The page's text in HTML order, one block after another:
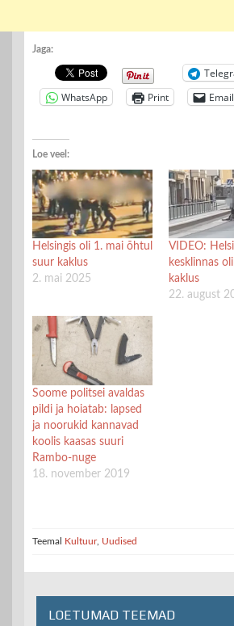
Jaga:
WhatsApp
Print Email
Loe veel:
Helsingis oli 1. mai õhtul
suur kaklus
2. mai 2025
VIDEO:
kesklinnas
kaklus
22. august
Soome politsei avaldas
pildi ja hoiatab: lapsed
ja noorukid kannavad
koolis kaasas suuri
Rambo-nuge
18. november 2019
Teemal Kultuur, Uudised
LOETUMAD TEEMAD